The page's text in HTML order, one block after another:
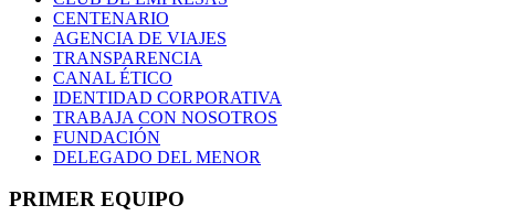
CENTENARIO
AGENCIA DE VIAJES
TRANSPARENCIA
CANAL ÉTICO
IDENTIDAD CORPORATIVA
TRABAJA CON NOSOTROS
FUNDACIÓN
DELEGADO DEL MENOR
PRIMER EQUIPO